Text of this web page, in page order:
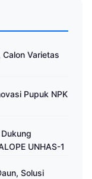
Calon Varietas
Pupuk NPK
UNHAS-1
Solusi